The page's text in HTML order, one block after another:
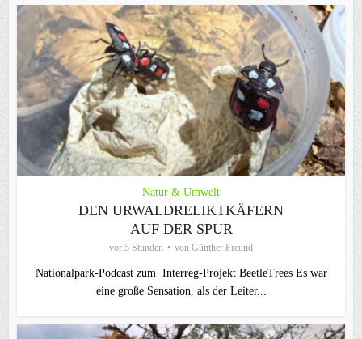
Natur & Umwelt
DEN URWALDRELIKTKÄFERN
AUF DER SPUR
vor 5 Stunden von Günther Freund
Nationalpark-Podcast zum Interreg-Projekt BeetleTrees Es war
eine große Sensation, als der Leiter...